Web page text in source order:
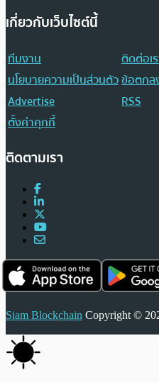
เกี่ยวกับเว็บไซต์นี้
ทีมงาน
ติดต่อเ
นโยบายความเป็นส่วนตัวข้อตกล
Advertise
RSS
ตั้งค่าคุกกี้
ติดตามเรา
Siam Blockchain Copyright ©